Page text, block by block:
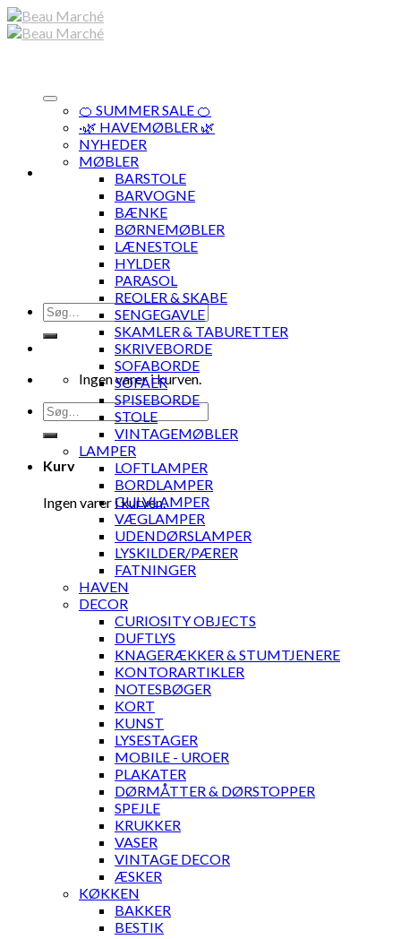
Skip
to
Søg
efter:
Ingen varer i kurven.
Søg
efter:
Kurv
Ingen varer i kurven.
🍊 SUMMER SALE 🍊
·🌿 HAVEMØBLER 🌿
NYHEDER
MØBLER
BARSTOLE
BARVOGNE
BÆNKE
BØRNEMØBLER
LÆNESTOLE
HYLDER
PARASOL
REOLER & SKABE
SENGEGAVLE
SKAMLER & TABURETTER
SKRIVEBORDE
SOFABORDE
SOFAER
SPISEBORDE
STOLE
VINTAGEMØBLER
LAMPER
LOFTLAMPER
BORDLAMPER
GULVLAMPER
VÆGLAMPER
UDENDØRSLAMPER
LYSKILDER/PÆRER
FATNINGER
HAVEN
DECOR
CURIOSITY OBJECTS
DUFTLYS
KNAGERÆKKER & STUMTJENERE
KONTORARTIKLER
NOTESBØGER
KORT
KUNST
LYSESTAGER
MOBILE - UROER
PLAKATER
DØRMÅTTER & DØRSTOPPER
SPEJLE
KRUKKER
VASER
VINTAGE DECOR
ÆSKER
KØKKEN
BAKKER
BESTIK